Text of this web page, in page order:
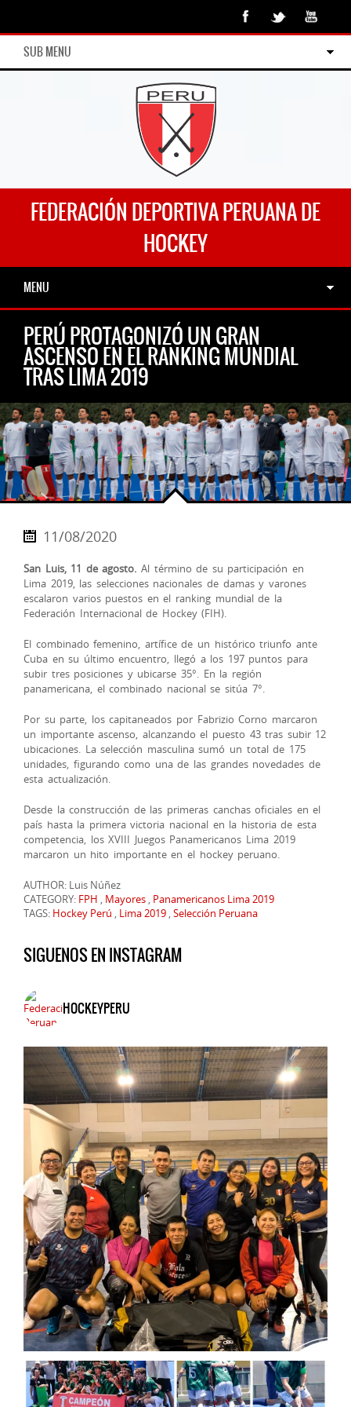
SUB MENU
FEDERACIÓN DEPORTIVA PERUANA DE
HOCKEY
MENU
PERÚ PROTAGONIZÓ UN GRAN
ASCENSO EN EL RANKING MUNDIAL
TRAS LIMA 2019
11/08/2020
San Luis, 11 de agosto. Al término de su participación en
Lima 2019, las selecciones nacionales de damas y varones
escalaron varios puestos en el ranking mundial de la
Federación Internacional de Hockey (FIH).
El combinado femenino, artífice de un histórico triunfo ante
Cuba en su último encuentro, llegó a los 197 puntos para
subir tres posiciones y ubicarse 35°. En la región
panamericana, el combinado nacional se sitúa 7°.
Por su parte, los capitaneados por Fabrizio Corno marcaron
un importante ascenso, alcanzando el puesto 43 tras subir 12
ubicaciones. La selección masculina sumó un total de 175
unidades, figurando como una de las grandes novedades de
esta actualización.
Desde la construcción de las primeras canchas oficiales en el
país hasta la primera victoria nacional en la historia de esta
competencia, los XVIII Juegos Panamericanos Lima 2019
marcaron un hito importante en el hockey peruano.
AUTHOR: Luis Núñez
CATEGORY: FPH , Mayores , Panamericanos Lima 2019
TAGS: Hockey Perú , Lima 2019 ,Selección Peruana
SIGUENOS EN INSTAGRAM
HOCKEYPERU